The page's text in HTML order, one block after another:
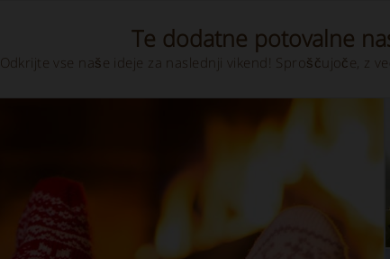
Te dodatne potovalne
Odkrijte vse naše ideje za naslednji vikend! Sproščujoče, z